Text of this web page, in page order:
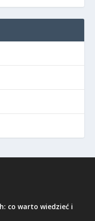
co warto wiedzieć i